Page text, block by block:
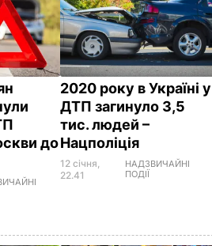
до
2020 року в Україні у
ДТП загинуло 3,5
тис. людей –
Нацполіція
12 січня,
22.41
НАДЗВИЧАЙНІ
ПОДІЇ